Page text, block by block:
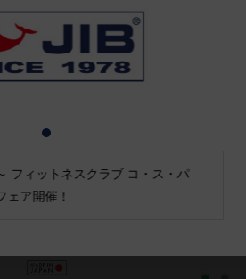
フィットネスクラブ コ・ス・パ
ェア開催！
2